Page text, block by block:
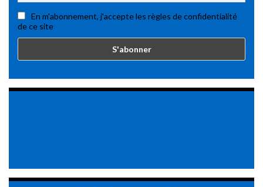
En m'abonnement, j'accepte les règles de confidentialité
de ce site